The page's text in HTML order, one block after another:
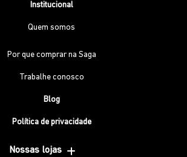
Institucional
Quem somos
Por que comprar na Saga
Trabalhe conosco
Blog
Política de privacidade
Nossas lojas